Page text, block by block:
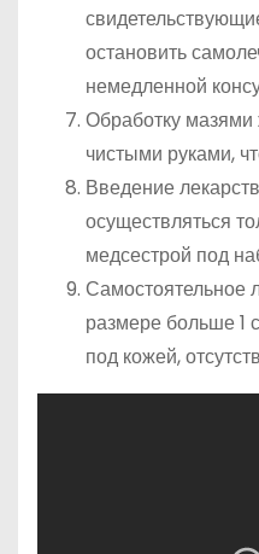
остановить
немедленной
Обработку
чистыми руками,
Введение
осуществляться
медсестрой под
Самостоятельное
размере больше 1
под кожей,